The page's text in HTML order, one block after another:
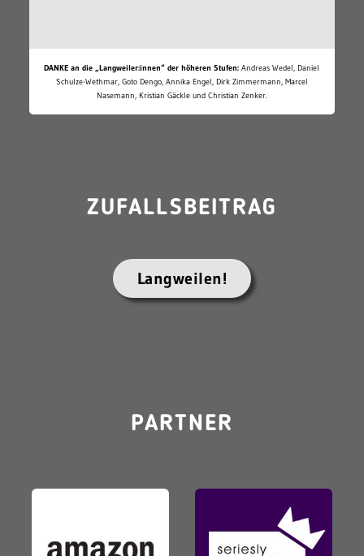
DANKE an die „Langweiler:innen“ der höheren Stufen: Andreas Wedel, Daniel
Schulze-Wethmar, Goto Dengo, Annika Engel, Dirk Zimmermann, Marcel
Nasemann, Kristian Gäckle und Christian Zenker.
ZUFALLSBEITRAG
Langweilen!
PARTNER